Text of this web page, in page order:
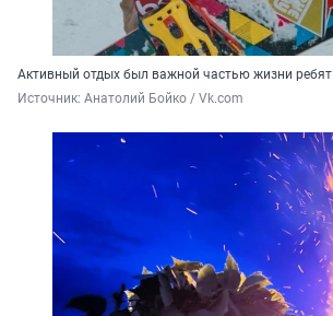
Активный отдых был важной частью жизни ребят
Источник: Анатолий Бойко / Vk.com